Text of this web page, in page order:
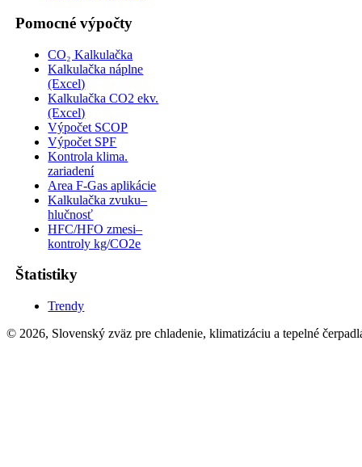
Pomocné výpočty
CO₂ Kalkulačka
Kalkulačka náplne
(Excel)
Kalkulačka CO2 ekv.
(Excel)
Výpočet SCOP
Výpočet SPF
Kontrola klima.
zariadení
Area F-Gas aplikácie
Kalkulačka zvuku–
hlučnosť
HFC/HFO zmesi–
kontroly kg/CO2e
Štatistiky
Trendy
© 2026, Slovenský zväz pre chladenie, klimatizáciu a tepelné